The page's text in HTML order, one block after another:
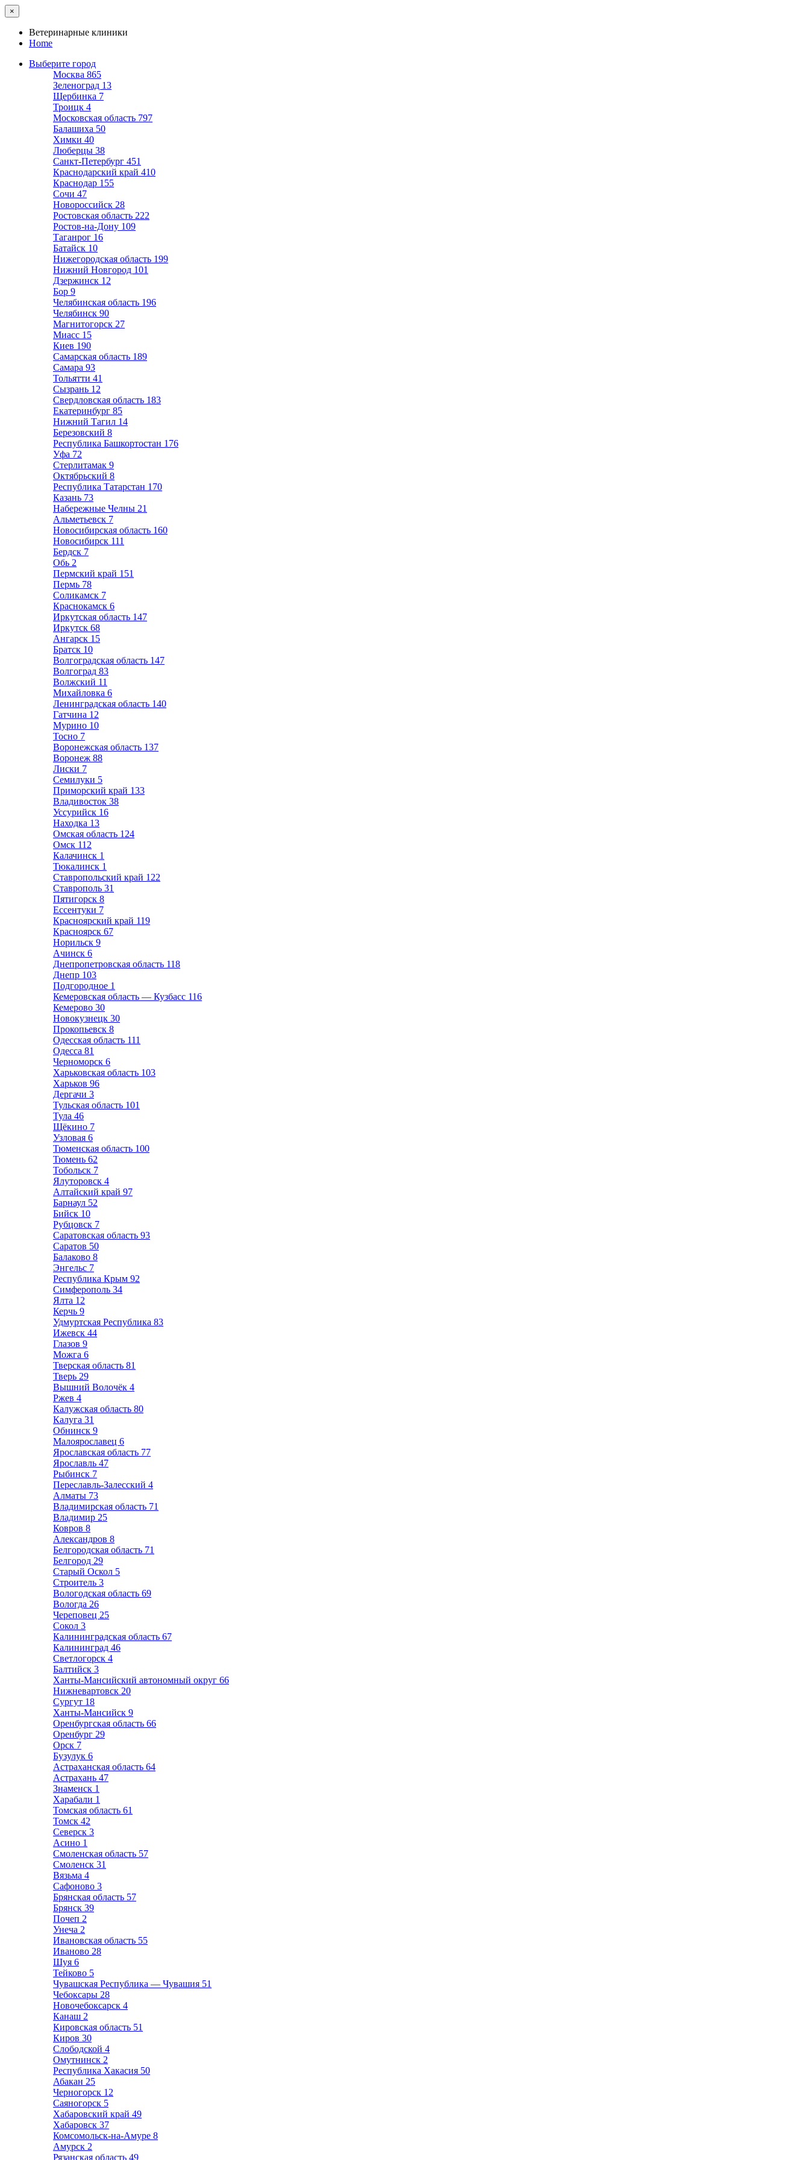
×
Ветеринарные клиники
Home
Выберите город
Москва 865
Зеленоград 13
Щербинка 7
Троицк 4
Московская область 797
Балашиха 50
Химки 40
Люберцы 38
Санкт-Петербург 451
Краснодарский край 410
Краснодар 155
Сочи 47
Новороссийск 28
Ростовская область 222
Ростов-на-Дону 109
Таганрог 16
Батайск 10
Нижегородская область 199
Нижний Новгород 101
Дзержинск 12
Бор 9
Челябинская область 196
Челябинск 90
Магнитогорск 27
Миасс 15
Киев 190
Самарская область 189
Самара 93
Тольятти 41
Сызрань 12
Свердловская область 183
Екатеринбург 85
Нижний Тагил 14
Березовский 8
Республика Башкортостан 176
Уфа 72
Стерлитамак 9
Октябрьский 8
Республика Татарстан 170
Казань 73
Набережные Челны 21
Альметьевск 7
Новосибирская область 160
Новосибирск 111
Бердск 7
Обь 2
Пермский край 151
Пермь 78
Соликамск 7
Краснокамск 6
Иркутская область 147
Иркутск 68
Ангарск 15
Братск 10
Волгоградская область 147
Волгоград 83
Волжский 11
Михайловка 6
Ленинградская область 140
Гатчина 12
Мурино 10
Тосно 7
Воронежская область 137
Воронеж 88
Лиски 7
Семилуки 5
Приморский край 133
Владивосток 38
Уссурийск 16
Находка 13
Омская область 124
Омск 112
Калачинск 1
Тюкалинск 1
Ставропольский край 122
Ставрополь 31
Пятигорск 8
Ессентуки 7
Красноярский край 119
Красноярск 67
Норильск 9
Ачинск 6
Днепропетровская область 118
Днепр 103
Подгородное 1
Кемеровская область — Кузбасс 116
Кемерово 30
Новокузнецк 30
Прокопьевск 8
Одесская область 111
Одесса 81
Черноморск 6
Харьковская область 103
Харьков 96
Дергачи 3
Тульская область 101
Тула 46
Щёкино 7
Узловая 6
Тюменская область 100
Тюмень 62
Тобольск 7
Ялуторовск 4
Алтайский край 97
Барнаул 52
Бийск 10
Рубцовск 7
Саратовская область 93
Саратов 50
Балаково 8
Энгельс 7
Республика Крым 92
Симферополь 34
Ялта 12
Керчь 9
Удмуртская Республика 83
Ижевск 44
Глазов 9
Можга 6
Тверская область 81
Тверь 29
Вышний Волочёк 4
Ржев 4
Калужская область 80
Калуга 31
Обнинск 9
Малоярославец 6
Ярославская область 77
Ярославль 47
Рыбинск 7
Переславль-Залесский 4
Алматы 73
Владимирская область 71
Владимир 25
Ковров 8
Александров 8
Белгородская область 71
Белгород 29
Старый Оскол 5
Строитель 3
Вологодская область 69
Вологда 26
Череповец 25
Сокол 3
Калининградская область 67
Калининград 46
Светлогорск 4
Балтийск 3
Ханты-Мансийский автономный округ 66
Нижневартовск 20
Сургут 18
Ханты-Мансийск 9
Оренбургская область 66
Оренбург 29
Орск 7
Бузулук 6
Астраханская область 64
Астрахань 47
Знаменск 1
Харабали 1
Томская область 61
Томск 42
Северск 3
Асино 1
Смоленская область 57
Смоленск 31
Вязьма 4
Сафоново 3
Брянская область 57
Брянск 39
Почеп 2
Унеча 2
Ивановская область 55
Иваново 28
Шуя 6
Тейково 5
Чувашская Республика — Чувашия 51
Чебоксары 28
Новочебоксарск 4
Канаш 2
Кировская область 51
Киров 30
Слободской 4
Омутнинск 2
Республика Хакасия 50
Абакан 25
Черногорск 12
Саяногорск 5
Хабаровский край 49
Хабаровск 37
Комсомольск-на-Амуре 8
Амурск 2
Рязанская область 49